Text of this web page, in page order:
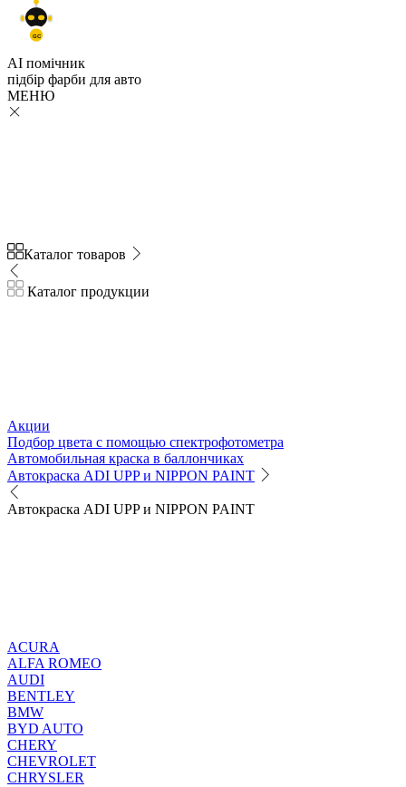
GC
AI помічник
підбір фарби для авто
МЕНЮ
Каталог товаров
Каталог продукции
Акции
Подбор цвета с помощью спектрофотометра
Автомобильная краска в баллончиках
Автокраска ADI UPP и NIPPON PAINT
Автокраска ADI UPP и NIPPON PAINT
ACURA
ALFA ROMEO
AUDI
BENTLEY
BMW
BYD AUTO
CHERY
CHEVROLET
CHRYSLER